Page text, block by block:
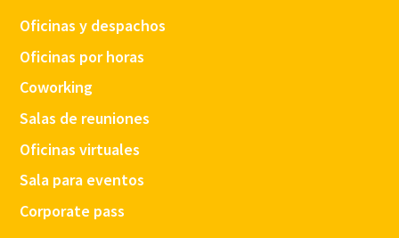
Oficinas y despachos
Oficinas por horas
Coworking
Salas de reuniones
Oficinas virtuales
Sala para eventos
Corporate pass